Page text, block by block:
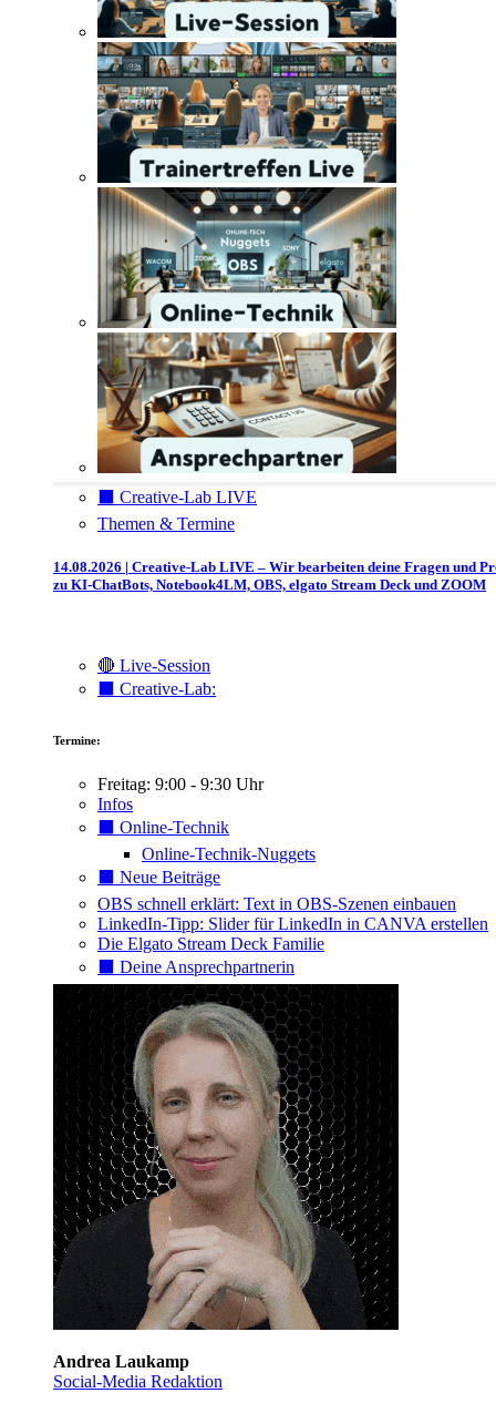
⬛️ Creative-Lab LIVE
Themen & Termine
14.08.2026 | Creative-Lab LIVE – Wir bearbeiten deine Fragen und
zu KI-ChatBots, Notebook4LM, OBS, elgato Stream Deck und ZOOM
🔴 Live-Session
⬛️ Creative-Lab:
Termine:
Freitag: 9:00 - 9:30 Uhr
Infos
⬛️ Online-Technik
Online-Technik-Nuggets
⬛️ Neue Beiträge
OBS schnell erklärt: Text in OBS-Szenen einbauen
LinkedIn-Tipp: Slider für LinkedIn in CANVA erstellen
Die Elgato Stream Deck Familie
⬛️ Deine Ansprechpartnerin
Andrea Laukamp
Social-Media Redaktion